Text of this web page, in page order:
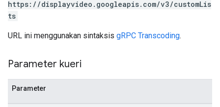
https://displayvideo.googleapis.com/v3/customLis
ts
URL ini menggunakan sintaksis gRPC Transcoding.
Parameter kueri
Parameter